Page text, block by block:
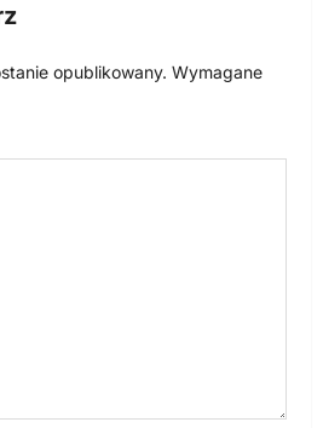
opublikowany. Wymagane